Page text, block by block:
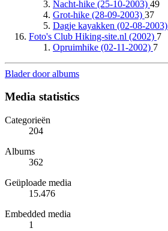
Nacht-hike (25-10-2003) 49
Grot-hike (28-09-2003) 37
Dagje kayakken (02-08-2003)
Foto's Club Hiking-site.nl (2002) 7
Opruimhike (02-11-2002) 7
Blader door albums
Media statistics
Categorieën
204
Albums
362
Geüploade media
15.476
Embedded media
1